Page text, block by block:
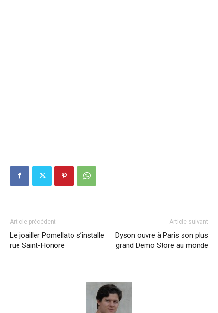
Article précédent
Le joailler Pomellato s’installe
rue Saint-Honoré
Article suivant
Dyson ouvre à Paris son plus
grand Demo Store au monde